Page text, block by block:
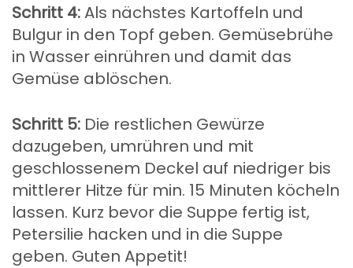
Schritt 4:Als nächstes Kartoffeln und
Bulgur in den Topf geben. Gemüsebrühe
in Wasser einrühren und damit das
Gemüse ablöschen.
Schritt 5: Die restlichen Gewürze
dazugeben, umrühren und mit
geschlossenem Deckel auf niedriger bis
mittlerer Hitze für min. 15 Minuten köcheln
lassen. Kurz bevor die Suppe fertig ist,
Petersilie hacken und in die Suppe
geben. Guten Appetit!